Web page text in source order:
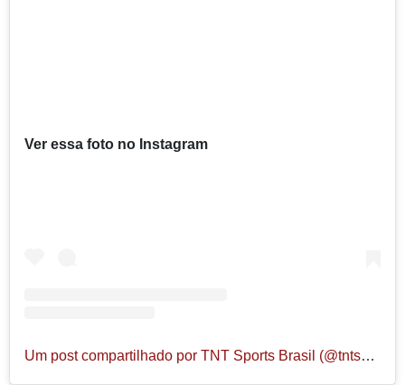
Ver essa foto no Instagram
Um post compartilhado por TNT Sports Brasil (@tntsportsbr)